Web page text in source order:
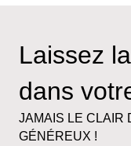
Laissez
dans
JAMAIS LE CLAIR
GÉNÉREUX !